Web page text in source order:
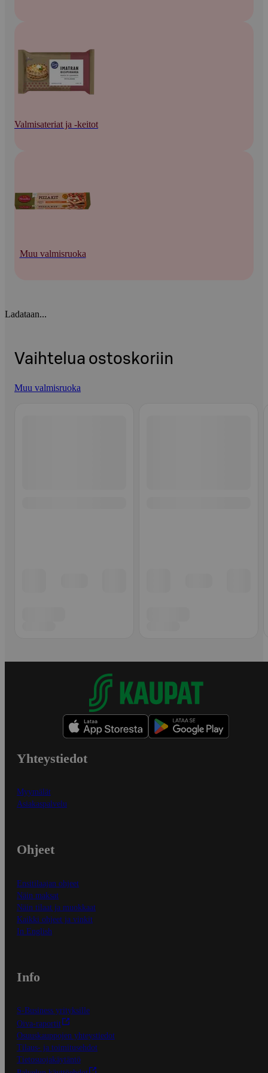
Valmisateriat ja -keitot
Muu valmisruoka
Ladataan...
Vaihtelua ostoskoriin
Muu valmisruoka
Yhteystiedot
Myymälät
Asiakaspalvelu
Ohjeet
Ensitilaajan ohjeet
Näin maksat
Näin tilaat ja muokkaat
Kaikki ohjeet ja vinkit
In English
Info
S-Business yrityksille
Oiva-raportit
Osuuskauppojen yhteystiedot
Tilaus- ja toimitusehdot
Tietosuojakäytäntö